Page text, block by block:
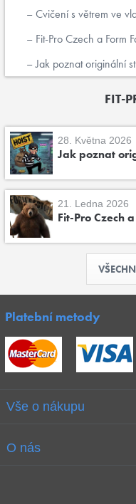
Cvičení s větrem ve
Fit-Pro Czech a Form
Jak poznat originální
FIT-
28. Května 2026
Jak poznat
21. Ledna 2026
Fit-Pro Czech
Platební metody
Vše o nákupu
Obchodní podmínky
O nás